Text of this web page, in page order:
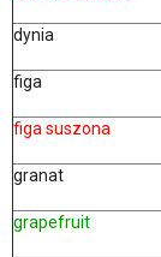
dynia
figa
figa suszona
granat
grapefruit